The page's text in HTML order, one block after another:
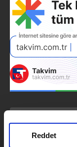
Reddet